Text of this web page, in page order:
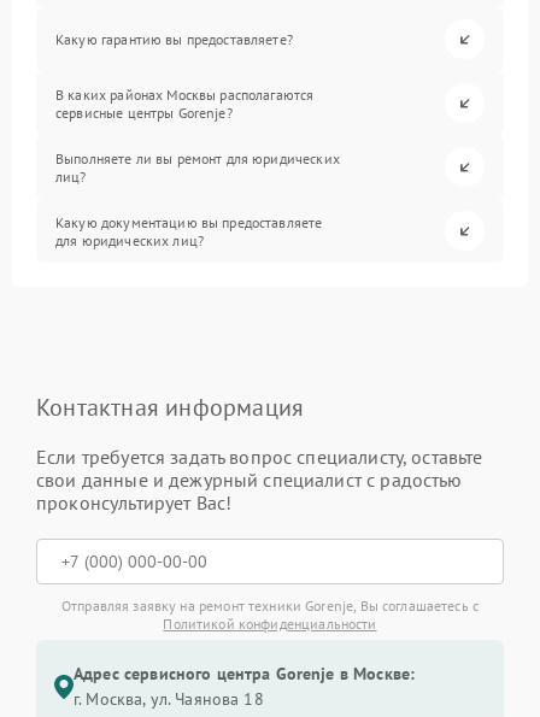
Какую гарантию вы предоставляете?
В каких районах Москвы располагаются
сервисные центры Gorenje?
Выполняете ли вы ремонт для юридических
лиц?
Какую документацию вы предоставляете
для юридических лиц?
Контактная информация
Если требуется задать вопрос специалисту, оставьте
свои данные и дежурный специалист с радостью
проконсультирует Вас!
Отправляя заявку на ремонт техники Gorenje, Вы соглашаетесь с
Политикой конфиденциальности
Адрес сервисного центра Gorenje в Москве:
г. Москва, ул. Чаянова 18